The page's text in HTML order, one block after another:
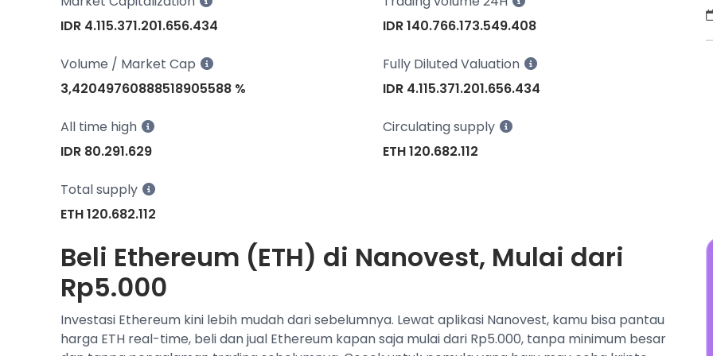
IDR 4.115.371.201.656.434
IDR 140.766.173.549.408
Volume / Market Cap
3,42049760888518905588 %
Fully Diluted Valuation
IDR 4.115.371.201.656.434
All time high
IDR 80.291.629
Circulating supply
ETH 120.682.112
Total supply
ETH 120.682.112
Beli Ethereum (ETH) di Nanovest, Mulai dari
Rp5.000
Investasi Ethereum kini lebih mudah dari sebelumnya. Lewat aplikasi Nanovest, kamu bisa pantau
harga ETH real-time, beli dan jual Ethereum kapan saja mulai dari Rp5.000, tanpa minimum besar